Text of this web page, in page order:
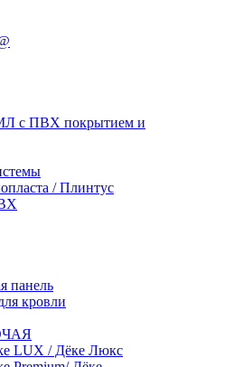
с ПВХ покрытием и
/ Плинтус
панель
кровли
LUX / Дёке Люкс